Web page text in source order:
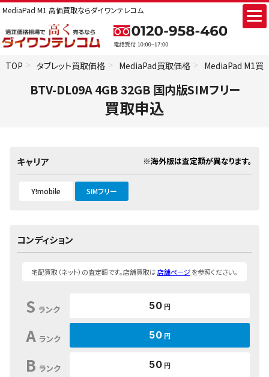
MediaPad M1 高価買取ならダイワンテレコム
TOP タブレット買取価格 MediaPad買取価格 MediaPad M1買
BTV-DL09A 4GB 32GB 国内版SIMフリー
買取申込
キャリア ※海外版は査定額が異なります。
Y!mobile SIMフリー
コンディション
宅配買取（ネット）の査定額です。店舗買取は店舗ページを参照ください。
S ランク 50 円
A ランク 50 円
B ランク 50 円